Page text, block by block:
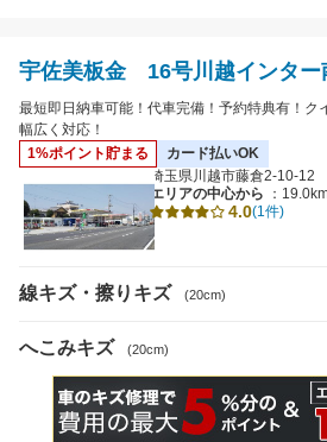
宇佐美板金 16号川越インター
最短即日納車可能！代車完備！予約特典有！ク
幅広く対応！
1%ポイント貯まる
カード払いOK
埼玉県川越市藤倉2-10-12
エリアの中心から
：
4.0(1件)
線キズ・擦りキズ (20cm)
へこみキズ (20cm)